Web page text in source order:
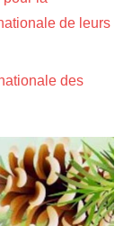
de leurs
des